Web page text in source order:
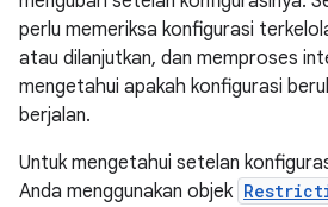
perlu memeriksa konfigurasi
atau dilanjutkan, dan memproses
mengetahui apakah konfigurasi
berjalan.
Untuk mengetahui setelan
Anda menggunakan objek